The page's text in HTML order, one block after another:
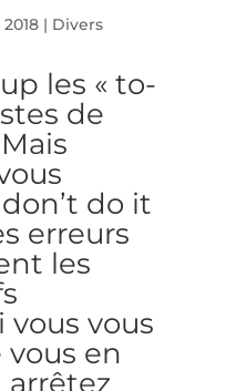
| Divers
les « to-
de
do it
erreurs
les
vous vous
en
arrêtez